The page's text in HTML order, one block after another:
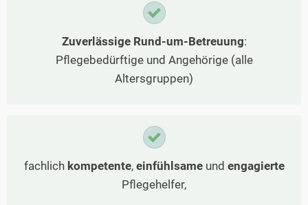
Zuverlässige Rund-um-Betreuung:
Pflegebedürftige und Angehörige (alle
Altersgruppen)
fachlich kompetente, einfühlsameund engagierte
Pflegehelfer,